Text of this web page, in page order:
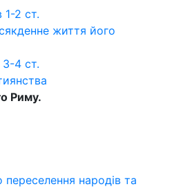
1-2 ст.
життя його
3-4 ст.
Риму.
народів та